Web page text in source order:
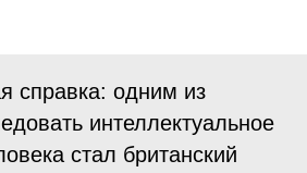
справка: одним из
интеллектуальное
стал британский